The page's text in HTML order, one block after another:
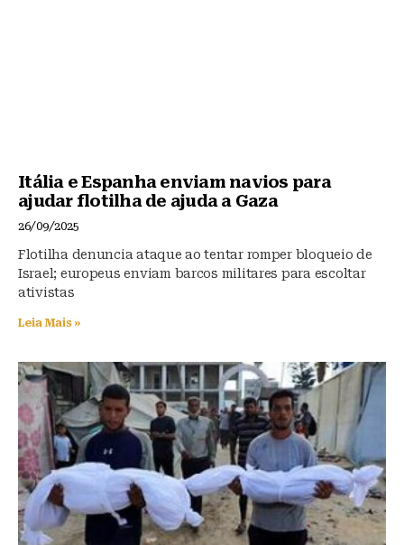
Itália e Espanha enviam navios para
ajudar flotilha de ajuda a Gaza
26/09/2025
Flotilha denuncia ataque ao tentar romper bloqueio de
Israel; europeus enviam barcos militares para escoltar
ativistas
Leia Mais »